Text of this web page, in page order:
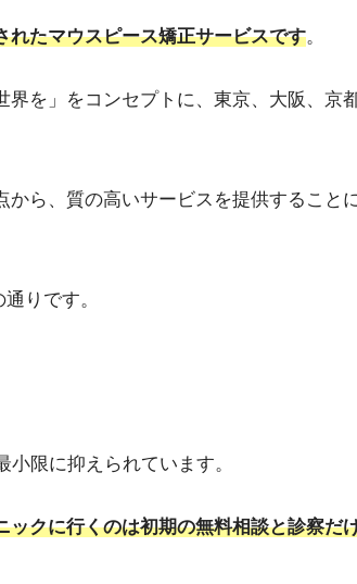
れたマウスピース矯正サービスです。
界を」をコンセプトに、東京、大阪、京
ら、質の高いサービスを提供すること
りです。
限に抑えられています。
ックに行くのは初期の無料相談と診察だ